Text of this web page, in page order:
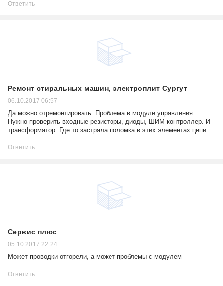
Ответить
Ремонт стиральных машин, электроплит Сургут
06.10.2017 06:57
Да можно отремонтировать. Проблема в модуле управления.
Нужно проверить входные резисторы, диоды, ШИМ контроллер. И
трансформатор. Где то застряла поломка в этих элементах цепи.
Ответить
Сервис плюс
05.10.2017 22:24
Может проводки отгорели, а может проблемы с модулем
Ответить